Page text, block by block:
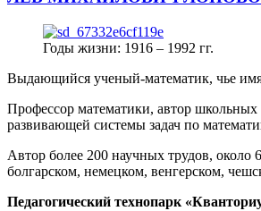
Годы жизни: 1916 – 1992 гг.
Выдающийся ученый-математик, чье
Профессор математики, автор школьных
развивающей системы задач по
Автор более 200 научных трудов,
болгарском, немецком, венгерском,
Педагогический технопарк